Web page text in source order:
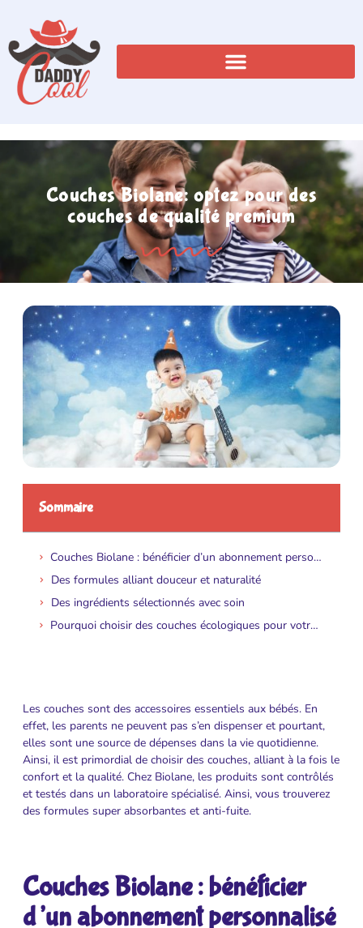
Couches Biolane: optez pour des
couches de qualité premium
Sommaire
Couches Biolane : bénéficier d’un abonnement personnalisé
Des formules alliant douceur et naturalité
Des ingrédients sélectionnés avec soin
Pourquoi choisir des couches écologiques pour votre bébé ?
Les couches sont des accessoires essentiels aux bébés. En
effet, les parents ne peuvent pas s’en dispenser et pourtant,
elles sont une source de dépenses dans la vie quotidienne.
Ainsi, il est primordial de choisir des couches, alliant à la fois le
confort et la qualité. Chez Biolane, les produits sont contrôlés
et testés dans un laboratoire spécialisé. Ainsi, vous trouverez
des formules super absorbantes et anti-fuite.
Couches Biolane : bénéficier
d’un abonnement personnalisé